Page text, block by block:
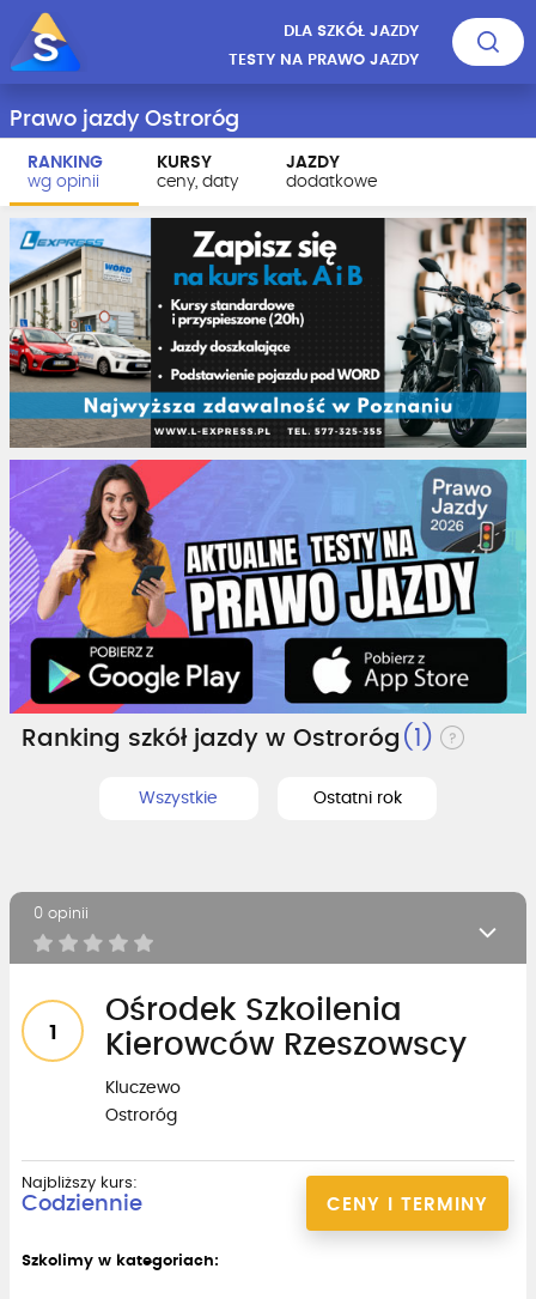
DLA SZKÓŁ JAZDY
TESTY NA PRAWO JAZDY
Prawo jazdy Ostroróg
RANKING
wg opinii
KURSY
ceny, daty
JAZDY
dodatkowe
Ranking szkół jazdy w Ostroróg (1)
Wszystkie Ostatni rok
0 opinii
1
Ośrodek Szkoilenia
Kierowców Rzeszowscy
Kluczewo
Ostroróg
CENY I TERMINY
Najbliższy kurs:
Codziennie
Szkolimy w kategoriach: